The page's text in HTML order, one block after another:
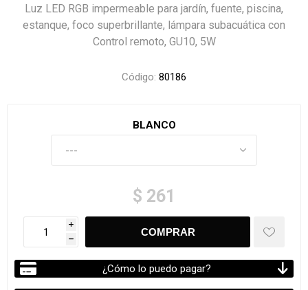
Luz LED RGB impermeable para jardín, fuente, piscina,
estanque, foco superbrillante, lámpara subacuática con
Control remoto, GU10, 5W
Código: 80186
BLANCO
$ 261
i
h
¿Cómo lo puedo pagar?